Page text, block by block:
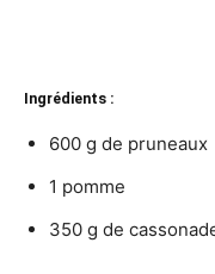
Ingrédients :
600 g de pruneaux
1 pomme
350 g de